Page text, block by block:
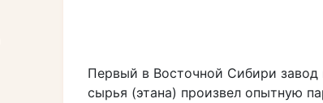
Первый в Восточной Сибири завод
сырья (этана) произвел опытную